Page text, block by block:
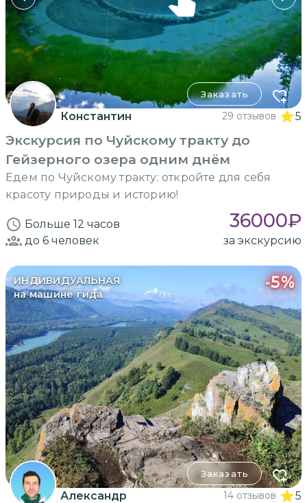
Заказать
Константин 29 отзывов 5
Экскурсия по Чуйскому тракту до
Гейзерного озера одним днём
Едем по Чуйскому тракту: откройте для себя
красоту природы и историю!
Больше 12 часов 36000₽
до 6 человек за экскурсию
ИНДИВИДУАЛЬНАЯ
на машине гида
-5%
Заказать
Александр 14 отзывов 5